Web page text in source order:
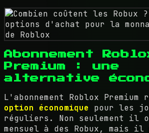
Abonnement
Premium : une
alternative
L'abonnement Roblox Premium
option économique pour les
réguliers. Non seulement il
mensuel à des Robux, mais il